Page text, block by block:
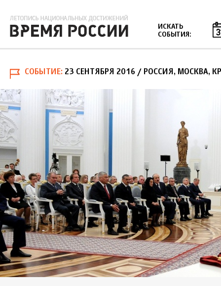
ИСКАТЬ
СОБЫТИЯ:
СОБЫТИЕ 23 СЕНТЯБРЯ 2016 / РОССИЯ, МОСКВА,